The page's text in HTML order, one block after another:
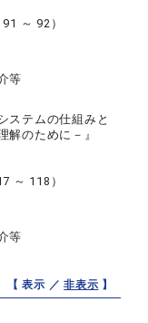
～ 92）
等
ステムの仕組みと
解のために－』
～ 118）
等
【 表示 ／非表示 】